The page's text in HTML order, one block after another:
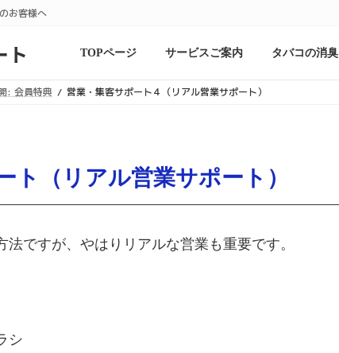
お客様へ
ト TOPページ サービスご案内 タバコの消臭
: 会員特典 営業・集客サポート４（リアル営業サポート）
ト（リアル営業サポート）
ですが、やはりリアルな営業も重要です。
シ